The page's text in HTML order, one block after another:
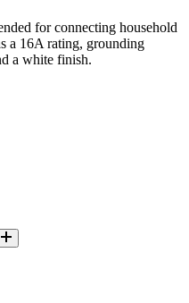
for connecting household
a 16A rating, grounding
a white finish.